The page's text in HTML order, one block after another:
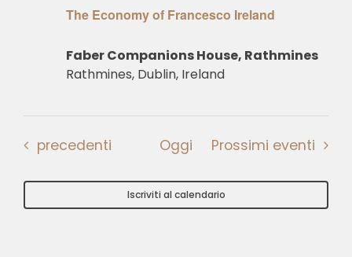
The Economy of Francesco Ireland
Faber Companions House, Rathmines
Rathmines, Dublin, Ireland
Eventi
precedenti Oggi Prossimi eventi
Iscriviti al calendario